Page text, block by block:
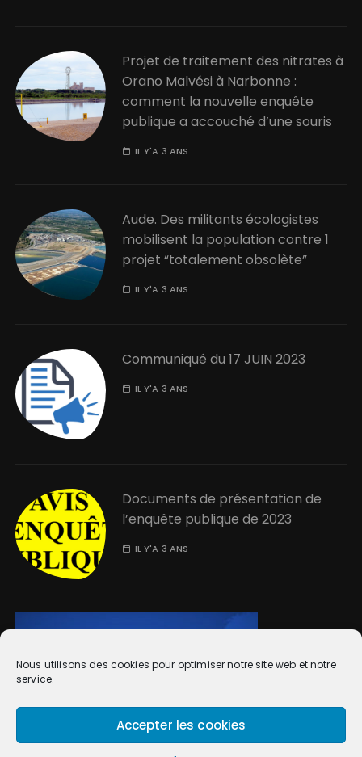
Nous utilisons des cookies pour optimiser notre site web et notre
service.
Accepter les cookies
Projet de traitement des nitrates à
Orano Malvési à Narbonne :
comment la nouvelle enquête
publique a accouché d’une souris
IL Y'A 3 ANS
Aude. Des militants écologistes
mobilisent la population contre 1
projet “totalement obsolète”
IL Y'A 3 ANS
Communiqué du 17 JUIN 2023
IL Y'A 3 ANS
Documents de présentation de
l’enquête publique de 2023
IL Y'A 3 ANS